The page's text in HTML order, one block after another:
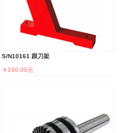
S/N10161 跟刀架
￥290.00元